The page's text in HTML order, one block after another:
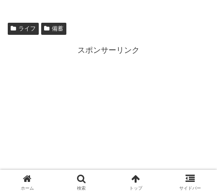
ライフ 備蓄
スポンサーリンク
ホーム 検索 トップ サイドバー